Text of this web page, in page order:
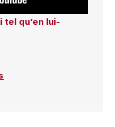
tel qu’en lui-